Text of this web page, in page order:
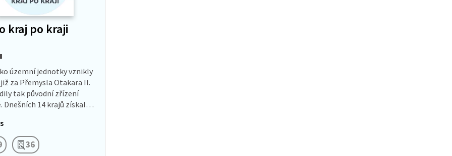
kraj po kraji
územní jednotky vznikly
již za Přemysla Otakara II.
tak původní zřízení
Dnešních 14 krajů získalo
zákonem o vytvoření…
36